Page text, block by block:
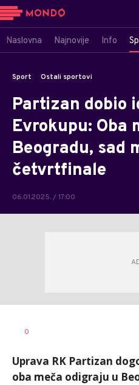
Naslovna Najnovije Info
Sport Ostali sportovi
Partizan dobio
Evrokupu: Oba
Beogradu, sad
četvrtfinale
06.01.2025. / 17:00
0
Uprava RK Partizan
oba meča odigraju u